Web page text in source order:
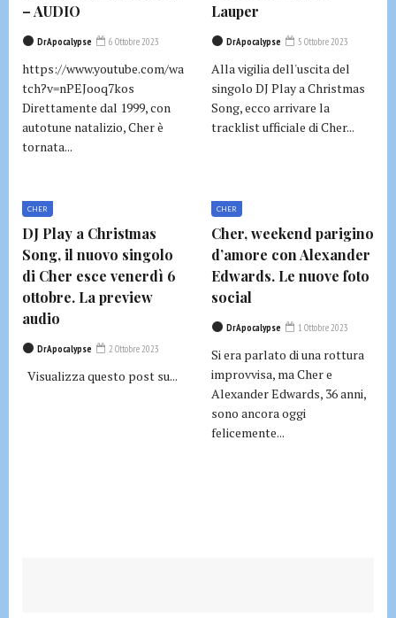
– AUDIO
DrApocalypse 6 Ottobre 2023
https://www.youtube.com/wa
tch?v=nPEJooq7kos
Direttamente dal 1999, con
autotune natalizio, Cher è
tornata...
Lauper
DrApocalypse 5 Ottobre 2023
Alla vigilia dell'uscita del
singolo DJ Play a Christmas
Song, ecco arrivare la
tracklist ufficiale di Cher...
CHER
DJ Play a Christmas
Song, il nuovo singolo
di Cher esce venerdì 6
ottobre. La preview
audio
DrApocalypse 2 Ottobre 2023
Visualizza questo post su...
CHER
Cher, weekend parigino
d’amore con Alexander
Edwards. Le nuove foto
social
DrApocalypse 1 Ottobre 2023
Si era parlato di una rottura
improvvisa, ma Cher e
Alexander Edwards, 36 anni,
sono ancora oggi
felicemente...